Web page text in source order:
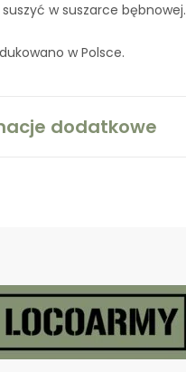
w suszarce bębnowej.
w Polsce.
dodatkowe